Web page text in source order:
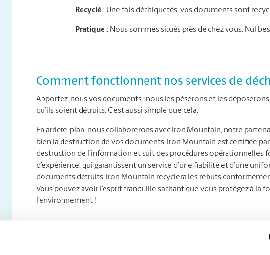
Recyclé : Une fois déchiquetés, vos documents sont
Pratique : Nous sommes situés près de chez vous. Nul
Comment fonctionnent nos services de
Apportez-nous vos documents ; nous les pèserons et les
qu’ils soient détruits. C’est aussi simple que cela.
En arrière-plan, nous collaborerons avec Iron Mountain, notre
bien la destruction de vos documents. Iron Mountain est certifiée
destruction de l’information et suit des procédures opérationnelles
d’expérience, qui garantissent un service d’une fiabilité et d’une
documents détruits, Iron Mountain recyclera les rebuts
Vous pouvez avoir l’esprit tranquille sachant que vous protégez à la
l’environnement !